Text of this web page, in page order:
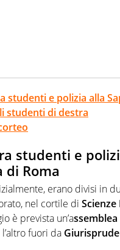
studenti e polizia alla
studenti di destra
studenti e
di Roma
erano divisi in
nel cortile di
è prevista un’a
l’altro fuori da